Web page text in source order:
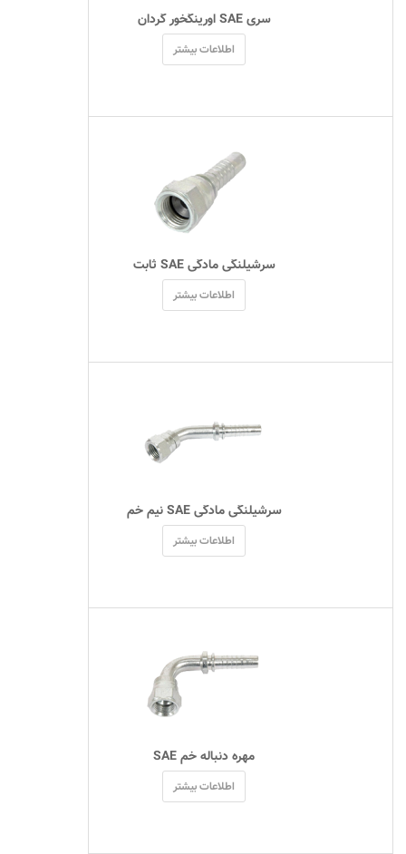
سری SAE اورینگخور گردان
اطلاعات بیشتر
سرشیلنگی مادگی SAE ثابت
اطلاعات بیشتر
سرشیلنگی مادگی SAE نیم خم
اطلاعات بیشتر
مهره دنباله خم SAE
اطلاعات بیشتر